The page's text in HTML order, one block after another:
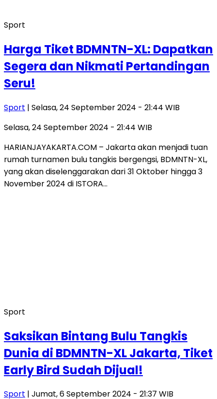
Sport
Harga Tiket BDMNTN-XL: Dapatkan
Segera dan Nikmati Pertandingan
Seru!
Sport | Selasa, 24 September 2024 - 21:44 WIB
Selasa, 24 September 2024 - 21:44 WIB
HARIANJAYAKARTA.COM – Jakarta akan menjadi tuan
rumah turnamen bulu tangkis bergengsi, BDMNTN-XL,
yang akan diselenggarakan dari 31 Oktober hingga 3
November 2024 di ISTORA…
Sport
Saksikan Bintang Bulu Tangkis
Dunia di BDMNTN-XL Jakarta, Tiket
Early Bird Sudah Dijual!
Sport | Jumat, 6 September 2024 - 21:37 WIB